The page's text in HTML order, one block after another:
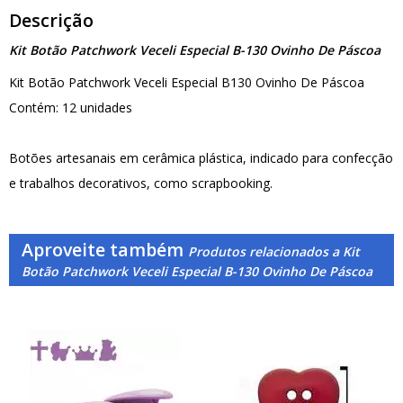
Descrição
Kit Botão Patchwork Veceli Especial B-130 Ovinho De Páscoa
Kit Botão Patchwork Veceli Especial B130 Ovinho De Páscoa
Contém: 12 unidades
Botões artesanais em cerâmica plástica, indicado para confecção
e trabalhos decorativos, como scrapbooking.
Aproveite também Produtos relacionados a Kit
Botão Patchwork Veceli Especial B-130 Ovinho De Páscoa